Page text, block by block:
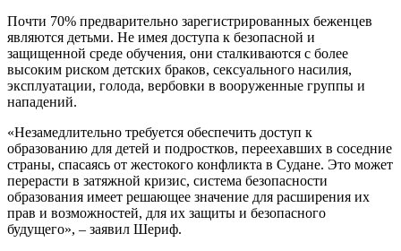
Почти 70% предварительно зарегистрированных беженцев
являются детьми. Не имея доступа к безопасной и
защищенной среде обучения, они сталкиваются с более
высоким риском детских браков, сексуального насилия,
эксплуатации, голода, вербовки в вооруженные группы и
нападений.
«Незамедлительно требуется обеспечить доступ к
образованию для детей и подростков, переехавших в соседние
страны, спасаясь от жестокого конфликта в Судане. Это может
перерасти в затяжной кризис, система безопасности
образования имеет решающее значение для расширения их
прав и возможностей, для их защиты и безопасного
будущего», – заявил Шериф.